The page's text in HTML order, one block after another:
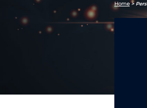
Home > Pers